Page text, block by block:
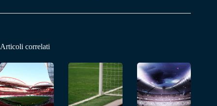
Articoli correlati